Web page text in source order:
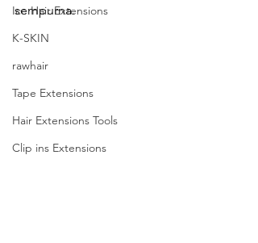
Ice Hair Extensions
K-SKIN
rawhair
Tape Extensions
Hair Extensions Tools
Clip ins Extensions
sempurna.